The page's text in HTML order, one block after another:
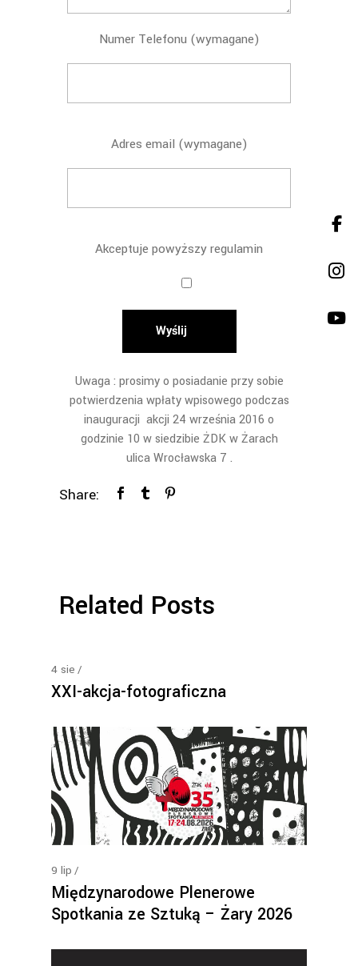
Numer Telefonu (wymagane)
Adres email (wymagane)
Akceptuje powyższy regulamin
Wyślij
Uwaga : prosimy o posiadanie przy sobie
potwierdzenia wpłaty wpisowego podczas
inauguracji akcji 24 września 2016 o
godzinie 10 w siedzibie ŻDK w Żarach
ulica Wrocławska 7 .
Share:
Related Posts
4 sie
XXI-akcja-fotograficzna
9 lip
Międzynarodowe Plenerowe
Spotkania ze Sztuką – Żary 2026